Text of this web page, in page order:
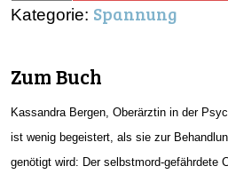
Mauern
Kategorie: Spannung
Zum Buch
Kassandra Bergen, Oberärztin in der
ist wenig begeistert, als sie zur
genötigt wird: Der selbstmord-gefährdete